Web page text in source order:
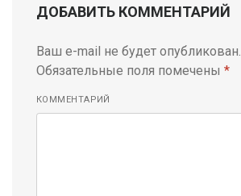
ДОБАВИТЬ КОММЕНТАРИЙ
Ваш e-mail не будет опубликован.
Обязательные поля помечены *
КОММЕНТАРИЙ